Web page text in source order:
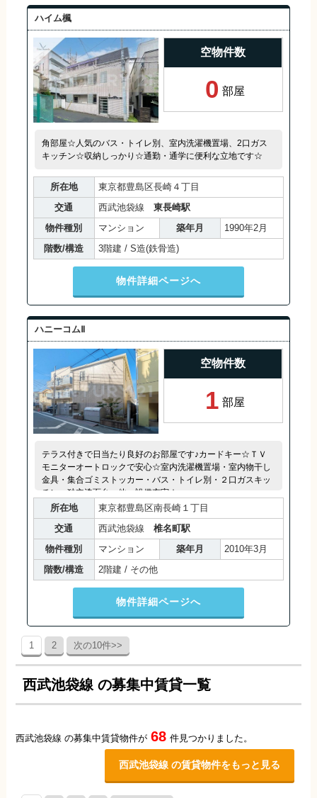
ハイム楓
空物件数
0 部屋
角部屋☆人気のバス・トイレ別、室内洗濯機置場、2口ガス
キッチン☆収納しっかり☆通勤・通学に便利な立地です☆
所在地
東京都豊島区長崎４丁目
交通
西武池袋線 東長崎駅
物件種別
マンション 築年月
1990年2月
階数/構造
3階建 / S造(鉄骨造)
物件詳細ページへ
ハニーコムⅡ
空物件数
1 部屋
テラス付きで日当たり良好のお部屋です♪カードキー☆ＴＶ
モニターオートロックで安心☆室内洗濯機置場・室内物干し
金具・集合ゴミストッカー・バス・トイレ別・２口ガスキッ
チン・独立洗面台・他、設備充実☆
所在地
東京都豊島区南長崎１丁目
交通
西武池袋線 椎名町駅
物件種別
マンション 築年月
2010年3月
階数/構造
2階建 / その他
物件詳細ページへ
1 2 次の10件>>
西武池袋線 の募集中賃貸一覧
西武池袋線 の募集中賃貸物件が 68 件見つかりました。
西武池袋線 の賃貸物件をもっと見る